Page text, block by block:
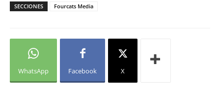
SECCIONES Fourcats Media
WhatsApp Facebook X